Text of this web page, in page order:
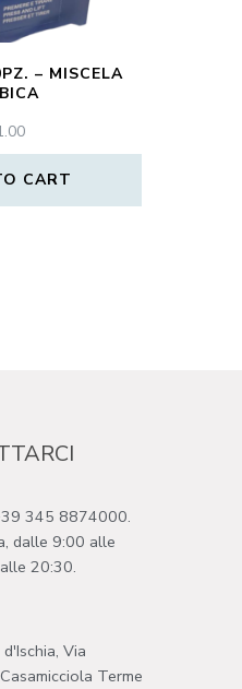
– MISCELA
CART
345 8874000.
dalle 9:00 alle
20:30.
Via
Terme